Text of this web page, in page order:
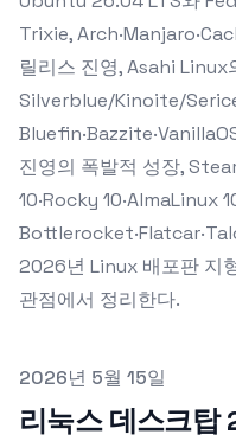
Trixie,
릴리스 진영, Asahi
Silverblue/Kinoite/
진영의 폭발적 성장,
10·Rocky 10·AlmaLinux
2026년 Linux 배포판 지
관점에서 정리한다.
Published on
2026년 5월 15일
리눅스 데스크탑